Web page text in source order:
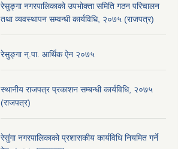
रेसुङ्गा नगरपालिकाको उपभोक्ता समिति गठन परिचालन
तथा व्यवस्थापन सम्वन्धी कार्यविधि, २०७५ (राजपत्र)
रेसुङ्गा न्.पा. आर्थिक ऐन २०७५
स्थानीय राजपत्र प्रकाशन सम्बन्धी कार्यविधि, २०७५
(राजपत्र)
रेसुंगा नगरपालिकाको प्रशासकीय कार्यविधि नियमित गर्ने